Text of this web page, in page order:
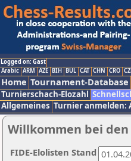
Logged on: Gast
Arabic ARM AZE BIH BUL CAT CHN CRO
Home Tournament-Database
Turnierschach-Elozahl
Allgemeines Turnier anmelden:
Willkommen bei den
FIDE-Elolisten Stand